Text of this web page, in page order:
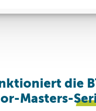
die
Masters-